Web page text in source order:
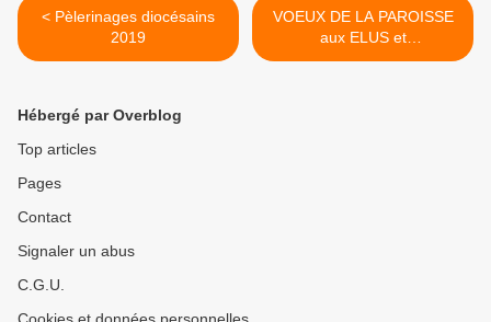
< Pèlerinages diocésains
2019
VOEUX DE LA PAROISSE
aux ELUS et
RESPONSABLES >
Hébergé par Overblog
Top articles
Pages
Contact
Signaler un abus
C.G.U.